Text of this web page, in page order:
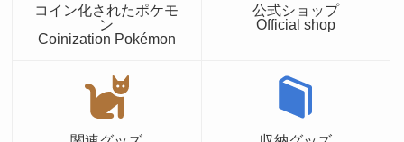
コイン化されたポケモ
ン
Coinization Pokémon
公式ショップ
Official shop